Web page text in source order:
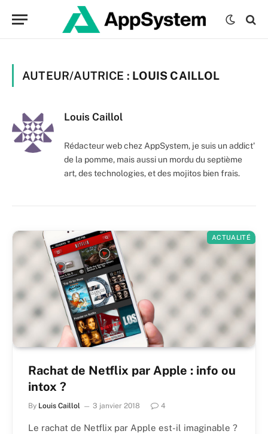
AUTEUR/AUTRICE : LOUIS CAILLOL
Louis Caillol
Rédacteur web chez AppSystem, je suis un addict'
de la pomme, mais aussi un mordu du septième
art, des technologies, et des mojitos bien frais.
ACTUALITÉ
Rachat de Netflix par Apple : info ou
intox ?
By Louis Caillol 3 janvier 2018 4
Le rachat de Netflix par Apple est-il imaginable ?